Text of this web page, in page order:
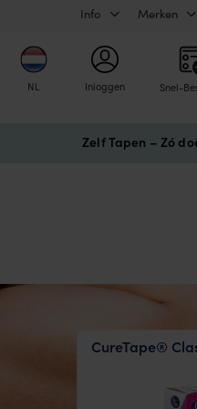
Info Merken
NL Inloggen Snel-
Zelf Tapen – Zó
CureTape®